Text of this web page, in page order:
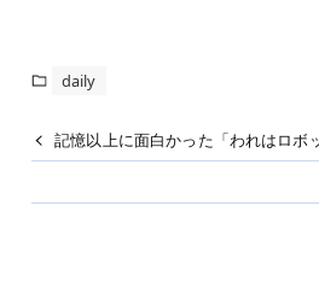
daily
記憶以上に面白かった「われはロボ